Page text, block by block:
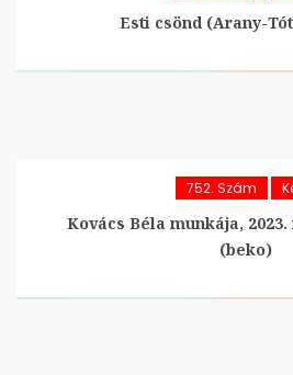
Esti csönd (Arany-
752. Szám
Kovács Béla munkája,
(beko)